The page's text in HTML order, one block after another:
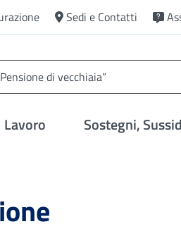
Sedi e Contatti
Lavoro Sostegni,